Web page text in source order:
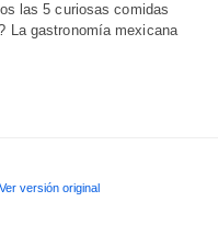
las 5 curiosas comidas
La gastronomía mexicana
Ver versión original